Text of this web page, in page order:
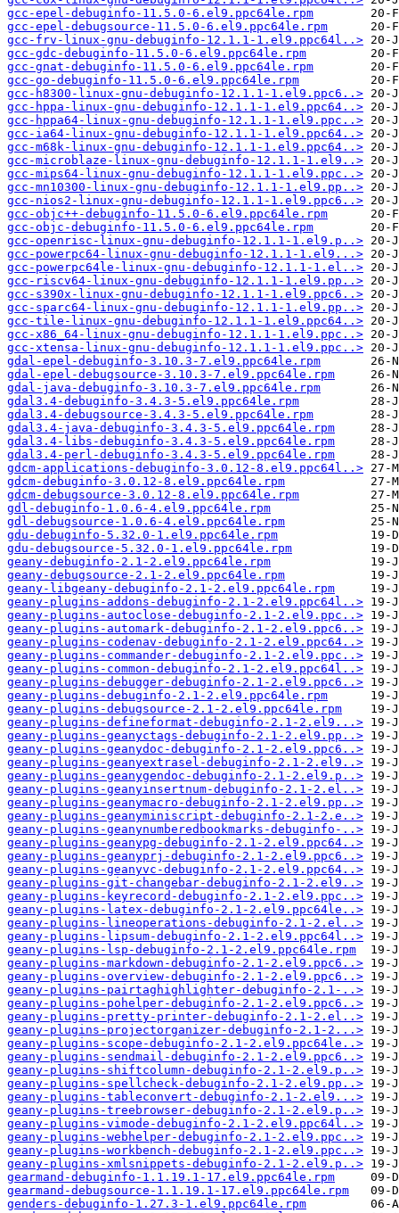
gcc-epel-debuginfo-11.5.0-6.el9.ppc64le.rpm
gcc-epel-debugsource-11.5.0-6.el9.ppc64le.rpm
gcc-frv-linux-gnu-debuginfo-12.1.1-1.el9.ppc64l..>
gcc-gdc-debuginfo-11.5.0-6.el9.ppc64le.rpm
gcc-gnat-debuginfo-11.5.0-6.el9.ppc64le.rpm
gcc-go-debuginfo-11.5.0-6.el9.ppc64le.rpm
gcc-h8300-linux-gnu-debuginfo-12.1.1-1.el9.ppc6..>
gcc-hppa-linux-gnu-debuginfo-12.1.1-1.el9.ppc64..>
gcc-hppa64-linux-gnu-debuginfo-12.1.1-1.el9.ppc..>
gcc-ia64-linux-gnu-debuginfo-12.1.1-1.el9.ppc64..>
gcc-m68k-linux-gnu-debuginfo-12.1.1-1.el9.ppc64..>
gcc-microblaze-linux-gnu-debuginfo-12.1.1-1.el9..>
gcc-mips64-linux-gnu-debuginfo-12.1.1-1.el9.ppc..>
gcc-mn10300-linux-gnu-debuginfo-12.1.1-1.el9.pp..>
gcc-nios2-linux-gnu-debuginfo-12.1.1-1.el9.ppc6..>
gcc-objc++-debuginfo-11.5.0-6.el9.ppc64le.rpm
gcc-objc-debuginfo-11.5.0-6.el9.ppc64le.rpm
gcc-openrisc-linux-gnu-debuginfo-12.1.1-1.el9.p..>
gcc-powerpc64-linux-gnu-debuginfo-12.1.1-1.el9...>
gcc-powerpc64le-linux-gnu-debuginfo-12.1.1-1.el..>
gcc-riscv64-linux-gnu-debuginfo-12.1.1-1.el9.pp..>
gcc-s390x-linux-gnu-debuginfo-12.1.1-1.el9.ppc6..>
gcc-sparc64-linux-gnu-debuginfo-12.1.1-1.el9.pp..>
gcc-tile-linux-gnu-debuginfo-12.1.1-1.el9.ppc64..>
gcc-x86_64-linux-gnu-debuginfo-12.1.1-1.el9.ppc..>
gcc-xtensa-linux-gnu-debuginfo-12.1.1-1.el9.ppc..>
gdal-epel-debuginfo-3.10.3-7.el9.ppc64le.rpm
gdal-epel-debugsource-3.10.3-7.el9.ppc64le.rpm
gdal-java-debuginfo-3.10.3-7.el9.ppc64le.rpm
gdal3.4-debuginfo-3.4.3-5.el9.ppc64le.rpm
gdal3.4-debugsource-3.4.3-5.el9.ppc64le.rpm
gdal3.4-java-debuginfo-3.4.3-5.el9.ppc64le.rpm
gdal3.4-libs-debuginfo-3.4.3-5.el9.ppc64le.rpm
gdal3.4-perl-debuginfo-3.4.3-5.el9.ppc64le.rpm
gdcm-applications-debuginfo-3.0.12-8.el9.ppc64l..>
gdcm-debuginfo-3.0.12-8.el9.ppc64le.rpm
gdcm-debugsource-3.0.12-8.el9.ppc64le.rpm
gdl-debuginfo-1.0.6-4.el9.ppc64le.rpm
gdl-debugsource-1.0.6-4.el9.ppc64le.rpm
gdu-debuginfo-5.32.0-1.el9.ppc64le.rpm
gdu-debugsource-5.32.0-1.el9.ppc64le.rpm
geany-debuginfo-2.1-2.el9.ppc64le.rpm
geany-debugsource-2.1-2.el9.ppc64le.rpm
geany-libgeany-debuginfo-2.1-2.el9.ppc64le.rpm
geany-plugins-addons-debuginfo-2.1-2.el9.ppc64l..>
geany-plugins-autoclose-debuginfo-2.1-2.el9.ppc..>
geany-plugins-automark-debuginfo-2.1-2.el9.ppc6..>
geany-plugins-codenav-debuginfo-2.1-2.el9.ppc64..>
geany-plugins-commander-debuginfo-2.1-2.el9.ppc..>
geany-plugins-common-debuginfo-2.1-2.el9.ppc64l..>
geany-plugins-debugger-debuginfo-2.1-2.el9.ppc6..>
geany-plugins-debuginfo-2.1-2.el9.ppc64le.rpm
geany-plugins-debugsource-2.1-2.el9.ppc64le.rpm
geany-plugins-defineformat-debuginfo-2.1-2.el9...>
geany-plugins-geanyctags-debuginfo-2.1-2.el9.pp..>
geany-plugins-geanydoc-debuginfo-2.1-2.el9.ppc6..>
geany-plugins-geanyextrasel-debuginfo-2.1-2.el9..>
geany-plugins-geanygendoc-debuginfo-2.1-2.el9.p..>
geany-plugins-geanyinsertnum-debuginfo-2.1-2.el..>
geany-plugins-geanymacro-debuginfo-2.1-2.el9.pp..>
geany-plugins-geanyminiscript-debuginfo-2.1-2.e..>
geany-plugins-geanynumberedbookmarks-debuginfo-..>
geany-plugins-geanypg-debuginfo-2.1-2.el9.ppc64..>
geany-plugins-geanyprj-debuginfo-2.1-2.el9.ppc6..>
geany-plugins-geanyvc-debuginfo-2.1-2.el9.ppc64..>
geany-plugins-git-changebar-debuginfo-2.1-2.el9..>
geany-plugins-keyrecord-debuginfo-2.1-2.el9.ppc..>
geany-plugins-latex-debuginfo-2.1-2.el9.ppc64le..>
geany-plugins-lineoperations-debuginfo-2.1-2.el..>
geany-plugins-lipsum-debuginfo-2.1-2.el9.ppc64l..>
geany-plugins-lsp-debuginfo-2.1-2.el9.ppc64le.rpm
geany-plugins-markdown-debuginfo-2.1-2.el9.ppc6..>
geany-plugins-overview-debuginfo-2.1-2.el9.ppc6..>
geany-plugins-pairtaghighlighter-debuginfo-2.1-..>
geany-plugins-pohelper-debuginfo-2.1-2.el9.ppc6..>
geany-plugins-pretty-printer-debuginfo-2.1-2.el..>
geany-plugins-projectorganizer-debuginfo-2.1-2...>
geany-plugins-scope-debuginfo-2.1-2.el9.ppc64le..>
geany-plugins-sendmail-debuginfo-2.1-2.el9.ppc6..>
geany-plugins-shiftcolumn-debuginfo-2.1-2.el9.p..>
geany-plugins-spellcheck-debuginfo-2.1-2.el9.pp..>
geany-plugins-tableconvert-debuginfo-2.1-2.el9...>
geany-plugins-treebrowser-debuginfo-2.1-2.el9.p..>
geany-plugins-vimode-debuginfo-2.1-2.el9.ppc64l..>
geany-plugins-webhelper-debuginfo-2.1-2.el9.ppc..>
geany-plugins-workbench-debuginfo-2.1-2.el9.ppc..>
geany-plugins-xmlsnippets-debuginfo-2.1-2.el9.p..>
gearmand-debuginfo-1.1.19.1-17.el9.ppc64le.rpm
gearmand-debugsource-1.1.19.1-17.el9.ppc64le.rpm
genders-debuginfo-1.27.3-1.el9.ppc64le.rpm